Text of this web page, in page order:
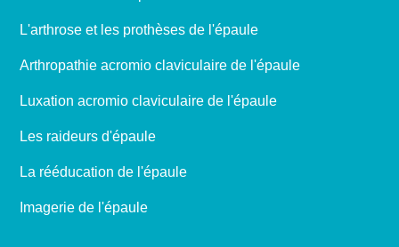
L'arthrose et les prothèses de l'épaule
Arthropathie acromio claviculaire de l'épaule
Luxation acromio claviculaire de l'épaule
Les raideurs d'épaule
La rééducation de l'épaule
Imagerie de l'épaule